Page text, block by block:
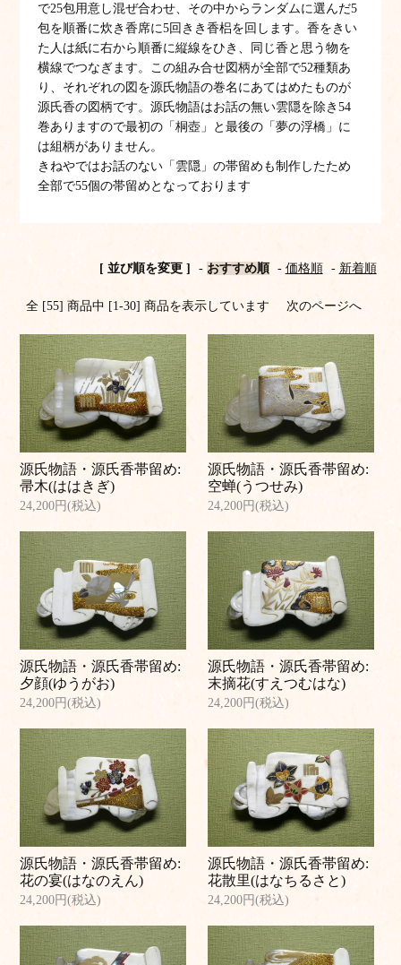
で25包用意し混ぜ合わせ、その中からランダムに選んだ5
包を順番に炊き香席に5回きき香梠を回します。香をきい
た人は紙に右から順番に縦線をひき、同じ香と思う物を
横線でつなぎます。この組み合せ図柄が全部で52種類あ
り、それぞれの図を源氏物語の巻名にあてはめたものが
源氏香の図柄です。源氏物語はお話の無い雲隠を除き54
巻ありますので最初の「桐壺」と最後の「夢の浮橋」に
は組柄がありません。
きねやではお話のない「雲隠」の帯留めも制作したため
全部で55個の帯留めとなっております
[ 並び順を変更 ] - おすすめ順 - 価格順 - 新着順
全 [55] 商品中 [1-30] 商品を表示しています 次のページへ
源氏物語・源氏香帯留め:
帚木(ははきぎ)
24,200円(税込)
源氏物語・源氏香帯留め:
空蝉(うつせみ)
24,200円(税込)
源氏物語・源氏香帯留め:
夕顔(ゆうがお)
24,200円(税込)
源氏物語・源氏香帯留め:
末摘花(すえつむはな)
24,200円(税込)
源氏物語・源氏香帯留め:
花の宴(はなのえん)
24,200円(税込)
源氏物語・源氏香帯留め:
花散里(はなちるさと)
24,200円(税込)